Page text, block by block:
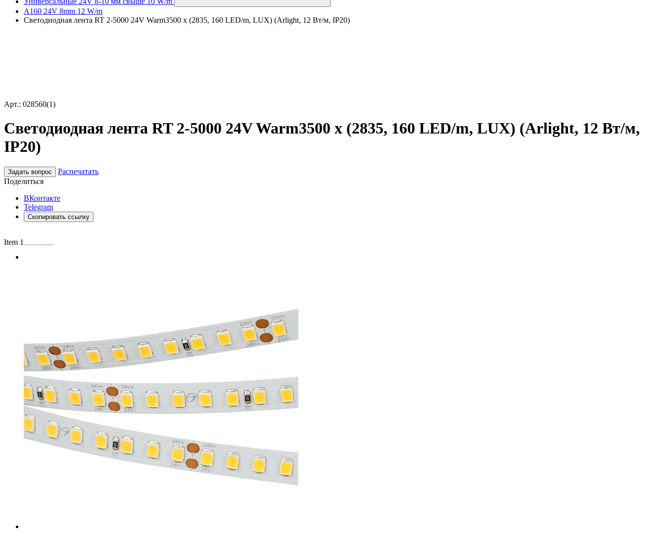
A160 24V 8mm 12 W/m
Светодиодная лента RT 2-5000 24V Warm3500 x (2835, 160 LED/m, LUX) (Arlight, 12 Вт/м, IP20)
Арт.: 028560(1)
Светодиодная лента RT 2-5000 24V Warm3500 x (2835, 160 LED/m, LUX) (Arlight, 12 Вт/м,
IP20)
Задать вопрос
Распечатать
Поделиться
ВКонтакте
Telegram
Скопировать ссылку
Item 1 of 2